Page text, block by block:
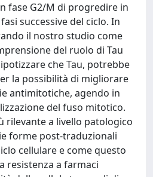
fase G2/M di progredire in
successive del ciclo. In
il nostro studio come
del ruolo di Tau
che Tau, potrebbe
la possibilità di migliorare
antimitotiche, agendo in
del fuso mitotico.
rilevante a livello patologico
forme post-traduzionali
cellulare e come questo
resistenza a farmaci